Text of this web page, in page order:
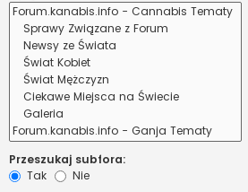
Przeszukaj subfora:
Tak
Nie